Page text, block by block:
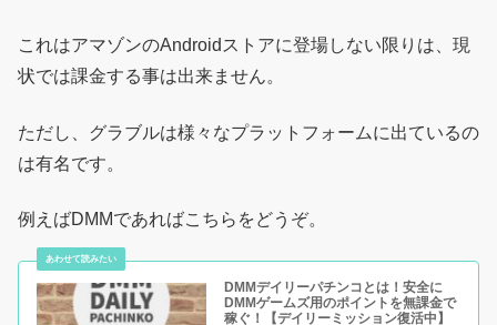
これはアマゾンのAndroidストアに登場しない限りは、現
状では課金する事は出来ません。
ただし、グラブルは様々なプラットフォームに出ているの
は有名です。
例えばDMMであればこちらをどうぞ。
DMMデイリーパチンコとは！安全に
DMMゲームズ用のポイントを無課金で
稼ぐ！【デイリーミッション復活中】